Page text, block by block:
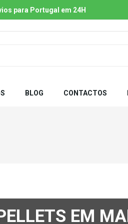
para Portugal em 24H
BLOG CONTACTOS
EM